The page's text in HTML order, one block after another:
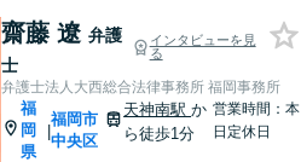
齋藤 遼 弁護
士
インタビューを見
る
弁護士法人大西総合法律事務所 福岡事務所
福
岡
県
|
福岡市
中央区
天神南駅か
ら徒歩1分
営業時間：本
日定休日